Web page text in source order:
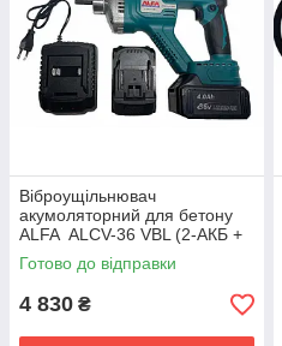
Віброущільнювач
акумоляторний для бетону
ALFA ALCV-36 VBL (2-АКБ +
ЗУ + 1,5 м Булова)
Готово до відправки
4 830 ₴